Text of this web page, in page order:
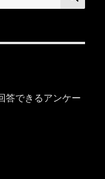
答できるアンケー